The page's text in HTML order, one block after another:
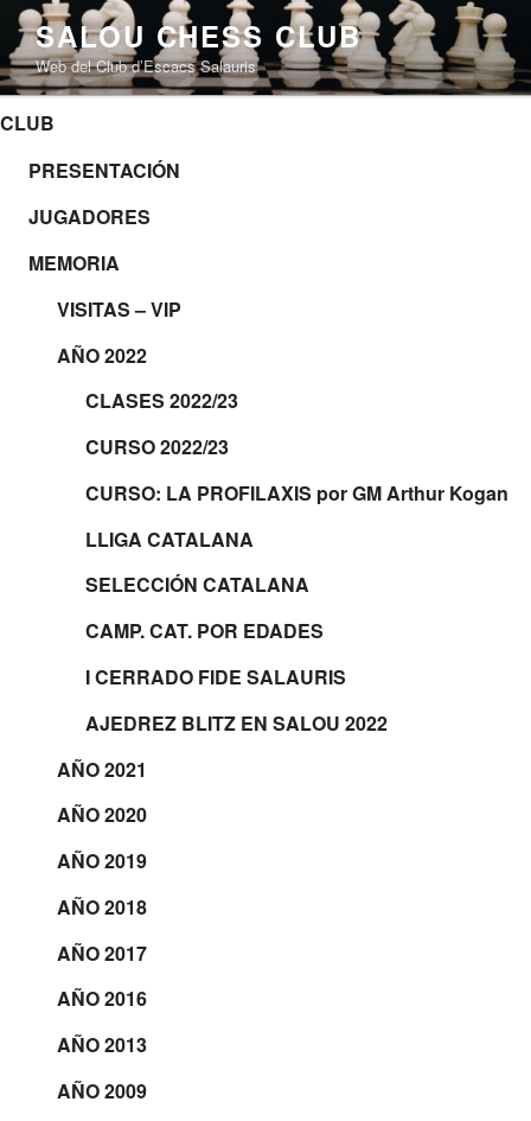
Saltar
contenido
SALOU CHESS CLUB
Web del Club d’Escacs Salauris
CLUB
PRESENTACIÓN
JUGADORES
MEMORIA
VISITAS – VIP
AÑO 2022
CLASES 2022/23
CURSO 2022/23
CURSO: LA PROFILAXIS por GM Arthur Kogan
LLIGA CATALANA
SELECCIÓN CATALANA
CAMP. CAT. POR EDADES
I CERRADO FIDE SALAURIS
AJEDREZ BLITZ EN SALOU 2022
AÑO 2021
AÑO 2020
AÑO 2019
AÑO 2018
AÑO 2017
AÑO 2016
AÑO 2013
AÑO 2009